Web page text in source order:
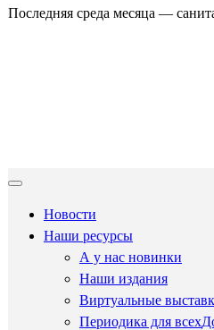
Последняя среда месяца —
Новости
Наши ресурсы
А у нас новинки
Наши издания
Виртуальные
Периодика для всех